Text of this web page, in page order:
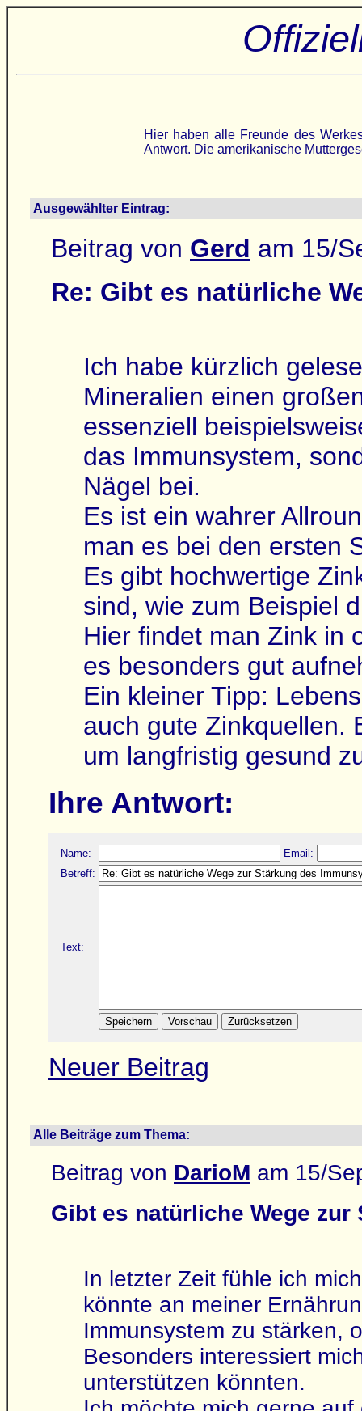
Hier haben alle Freunde des
Antwort. Die amerikanische
Ausgewählter Eintrag:
Beitrag von Gerd am 15/
Re: Gibt es natürliche
Ich habe kürzlich
Mineralien einen
essenziell
das Immunsystem,
Nägel bei.
Es ist ein wahrer
man es bei den ersten
Es gibt hochwertige
sind, wie zum Beispiel
Hier findet man Zink in
es besonders gut
Ein kleiner Tipp:
auch gute Zinkquellen.
um langfristig gesund
Ihre Antwort:
Name:
Email:
Betreff:
Text:
Neuer Beitrag
Alle Beiträge zum Thema:
Beitrag von DarioM am 15/
Gibt es natürliche Wege
In letzter Zeit fühle ich
könnte an meiner
Immunsystem zu stärken,
Besonders interessiert
unterstützen könnten.